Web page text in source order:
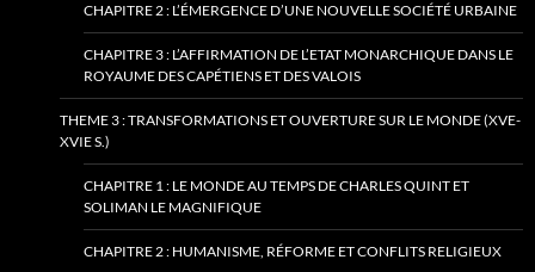
CHAPITRE 2 : L’ÉMERGENCE D’UNE NOUVELLE SOCIÉTÉ URBAINE
CHAPITRE 3 : L’AFFIRMATION DE L’ETAT MONARCHIQUE DANS LE
ROYAUME DES CAPÉTIENS ET DES VALOIS
THEME 3 : TRANSFORMATIONS ET OUVERTURE SUR LE MONDE (XVE-
XVIE S.)
CHAPITRE 1 : LE MONDE AU TEMPS DE CHARLES QUINT ET
SOLIMAN LE MAGNIFIQUE
CHAPITRE 2 : HUMANISME, RÉFORME ET CONFLITS RELIGIEUX